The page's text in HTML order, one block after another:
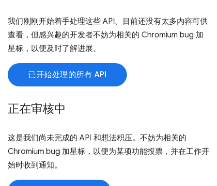
我们刚刚开始着手处理这些 API。目前还没有太多内容可供
查看，但感兴趣的开发者不妨为相关的 Chromium bug 加
星标，以便及时了解进展。
已开始处理的所有 API
正在审核中
这是我们尚未完成的 API 和想法积压。不妨为相关的
Chromium bug 加星标，以便为某项功能投票，并在工作开
始时收到通知。